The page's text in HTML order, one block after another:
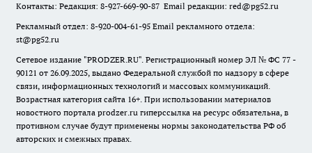
Контакты: Редакция: 8-927-669-90-87 Email редакции: red@pg52.ru
Рекламный отдел: 8-920-004-61-95 Email рекламного отдела:
st@pg52.ru
Сетевое издание "PRODZER.RU". Регистрационный номер ЭЛ № ФС 77 -
90121 от 26.09.2025, выдано Федеральной службой по надзору в сфере
связи, информационных технологий и массовых коммуникаций.
Возрастная категория сайта 16+. При использовании материалов
новостного портала prodzer.ru гиперссылка на ресурс обязательна, в
противном случае будут применены нормы законодательства РФ об
авторских и смежных правах.